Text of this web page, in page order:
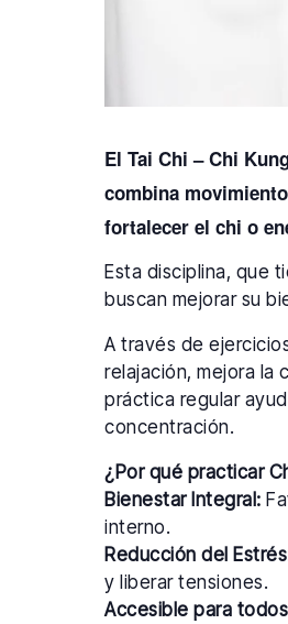
El Tai Chi – Chi
combina
fortalecer el chi o
Esta disciplina, que
buscan mejorar su
A través de
relajación, mejora la
práctica regular
concentración.
¿Por qué practicar
Bienestar Integral:
interno.
Reducción del
y liberar tensiones.
Accesible para